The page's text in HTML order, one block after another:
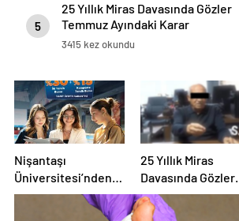
5
25 Yıllık Miras Davasında Gözler
Temmuz Ayındaki Karar
Duruşmasına Çevrildi
3415 kez okundu
Nişantaşı
Üniversitesi’nden
2026 YKS
Adaylarına Çifte
25 Yıllık Miras
Davasında Gözler
Temmuz Ayındaki
Karar Duruşmasına